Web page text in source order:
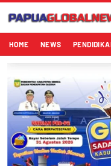
HOME NEWS